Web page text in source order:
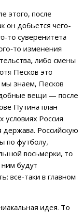
этого, после
он добьется чего-
то суверенитета
то изменения
либо смены
Песков это
знаем, Песков
вещи — после
Путина план
условиях Россия
держава. Российскую
по футболу,
восьмерки, то
будут
все-таки в главном
идея. То